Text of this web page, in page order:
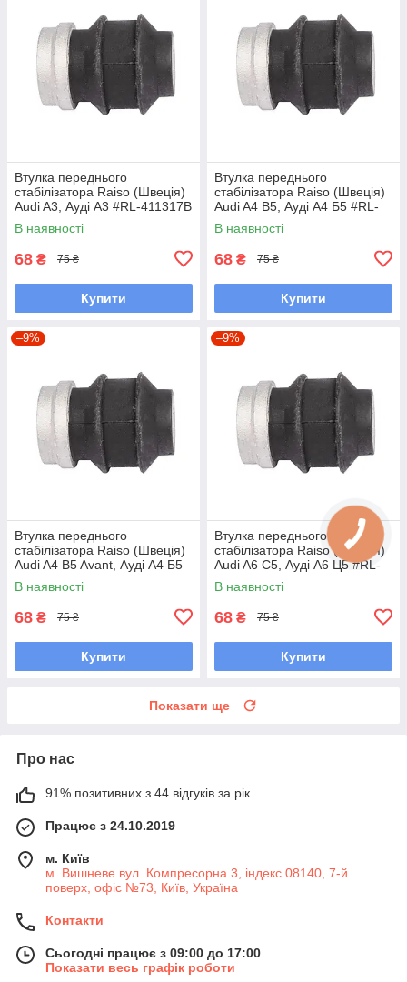
Втулка переднього
стабілізатора Raiso (Швеція)
Audi A3, Ауді А3 #RL-411317B
UAHPZIJ7
В наявності
68 ₴ 75 ₴
Купити
Втулка переднього
стабілізатора Raiso (Швеція)
Audi A4 B5, Ауді А4 Б5 #RL-
411317B UAKKOAX7
В наявності
68 ₴ 75 ₴
Купити
–9%
Втулка переднього
стабілізатора Raiso (Швеція)
Audi A4 B5 Avant, Ауді А4 Б5
#RL-411317B UAKKOAX7
В наявності
68 ₴ 75 ₴
Купити
–9%
Втулка переднього
стабілізатора Raiso (Швеція)
Audi A6 C5, Ауді А6 Ц5 #RL-
411317B UAGHRKF7
В наявності
68 ₴ 75 ₴
Купити
Показати ще
Про нас
91% позитивних з 44 відгуків за рік
Працює з 24.10.2019
м. Київ
м. Вишневе вул. Компресорна 3, індекс 08140, 7-й
поверх, офіс №73, Київ, Україна
Контакти
Сьогодні працює з 09:00 до 17:00
Показати весь графік роботи